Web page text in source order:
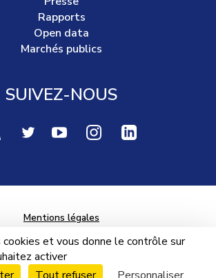
Rapports
Open data
Marchés publics
SUIVEZ-NOUS
voir notre page rss (Nouvelle fenêtre)
voir notre page twitter (Nouvelle
voir notre page youtube-play
voir notre page
Mentions légales
Données personnelles
Plan du site
et vous donne le contrôle sur
activer